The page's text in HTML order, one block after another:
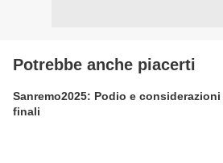
Potrebbe anche piacerti
Sanremo2025: Podio e considerazioni
finali